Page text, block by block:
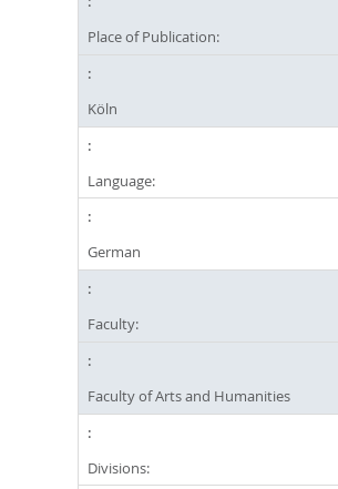
Place of Publication:
Köln
Language:
German
Faculty:
Faculty of Arts and Humanities
Divisions: